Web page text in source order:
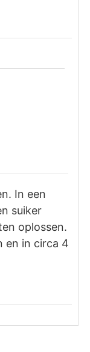
In een
suiker
oplossen.
en in circa 4